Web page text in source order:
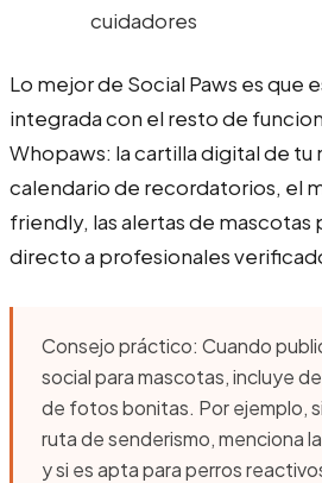
cuidadores
Lo mejor de Social Paws es que
integrada con el resto de
Whopaws: la cartilla digital de tu
calendario de recordatorios, el
friendly, las alertas de mascotas
directo a profesionales
Consejo práctico: Cuando
social para mascotas, incluye
de fotos bonitas. Por ejemplo,
ruta de senderismo, menciona
y si es apta para perros